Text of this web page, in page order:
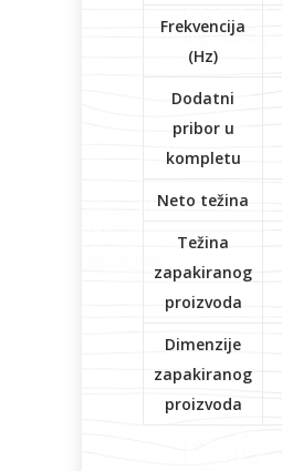
Frekvencija
(Hz)
Dodatni
pribor u
kompletu
Neto težina
Težina
zapakiranog
proizvoda
Dimenzije
zapakiranog
proizvoda